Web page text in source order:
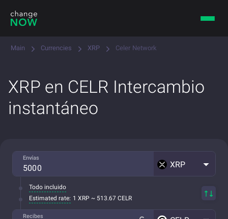
Main Currencies XRP Celer Network
XRP en CELR Intercambio
instantáneo
Envías
XRP
Todo incluido
Estimated rate: 1 XRP ~ 513.67 CELR
Recibes